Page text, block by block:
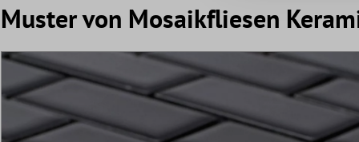
Muster von Mosaikfliesen